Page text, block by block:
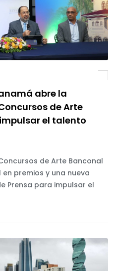
abre la
de Arte
el talento
de Arte Banconal
en premios y una nueva
Prensa para impulsar el